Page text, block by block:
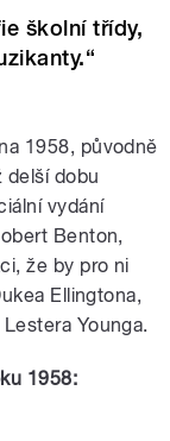
školní třídy,
1958, původně
delší dobu
vydání
Benton,
že by pro ni
Ellingtona,
Younga.
1958: